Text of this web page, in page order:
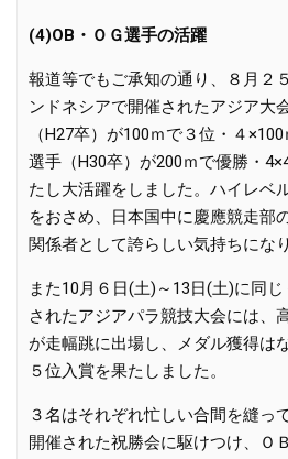
(4)OB・ＯＧ選手の活躍
報道等でもご承知の通り、８月２
ンドネシアで開催されたアジア大
（H27卒）が100ｍで３位・４
選手（H30卒）が200ｍで優勝・
たし大活躍をしました。ハイレベ
をおさめ、日本国中に慶應競走部
関係者として誇らしい気持ちにな
また10月６日(土)～13日(土)に同
されたアジアパラ競技大会には、
が走幅跳に出場し、メダル獲得は
５位入賞を果たしました。
３名はそれぞれ忙しい合間を縫っ
開催された祝勝会に駆けつけ、Ｏ